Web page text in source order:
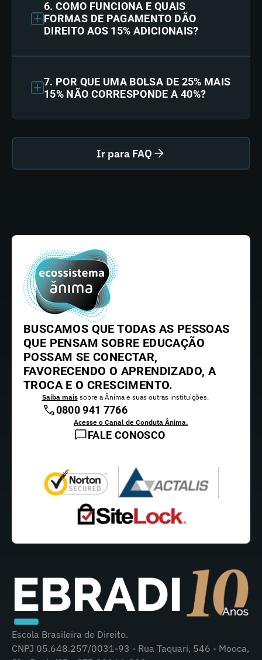
6. COMO FUNCIONA E QUAIS
FORMAS DE PAGAMENTO DÃO
DIREITO AOS 15% ADICIONAIS?
7. POR QUE UMA BOLSA DE 25% MAIS
15% NÃO CORRESPONDE A 40%?
Ir para FAQ
BUSCAMOS QUE TODAS AS PESSOAS
QUE PENSAM SOBRE EDUCAÇÃO
POSSAM SE CONECTAR,
FAVORECENDO O APRENDIZADO, A
TROCA E O CRESCIMENTO.
Saiba maissobre a Ânima e suas outras instituições.
0800 941 7766
Acesse o Canal de Conduta Ânima.
FALE CONOSCO
Escola Brasileira de Direito.
CNPJ 05.648.257/0031-93 - Rua Taquari, 546 - Mooca,